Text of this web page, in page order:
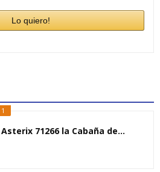
Lo quiero!
Asterix 71266 la Cabaña de...